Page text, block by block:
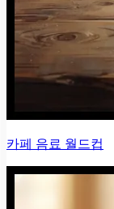
카페 음료 월드컵